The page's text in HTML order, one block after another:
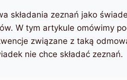
składania zeznań jako
W tym artykule omówimy
związane z taką
nie chce składać zeznań.